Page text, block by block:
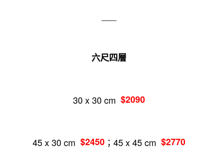
六尺四層
30 x 30 cm $2090
45 x 30 cm $2450 ；45 x 45 cm $2770